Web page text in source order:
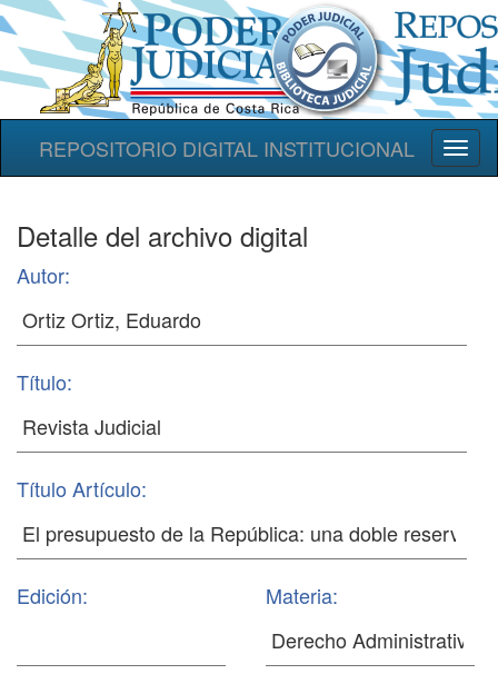
REPOSITORIO DIGITAL INSTITUCIONAL
Detalle del archivo digital
Autor:
Título:
Título Artículo:
Edición: Materia: